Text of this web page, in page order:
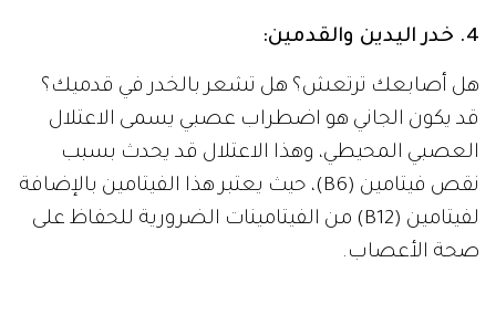
4. خدر اليدين والقدمين:
هل أصابعك ترتعش؟ هل تشعر بالخدر في قدميك؟
قد يكون الجاني هو اضطراب عصبي يسمى الاعتلال
العصبي المحيطي، وهذا الاعتلال قد يحدث بسبب
نقص فيتامين (B6)، حيث يعتبر هذا الفيتامين بالإضافة
لفيتامين (B12) من الفيتامينات الضرورية للحفاظ على
صحة الأعصاب.